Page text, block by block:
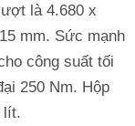
là 4.680 x
mm. Sức mạnh
công suất tối
250 Nm. Hộp
lít.